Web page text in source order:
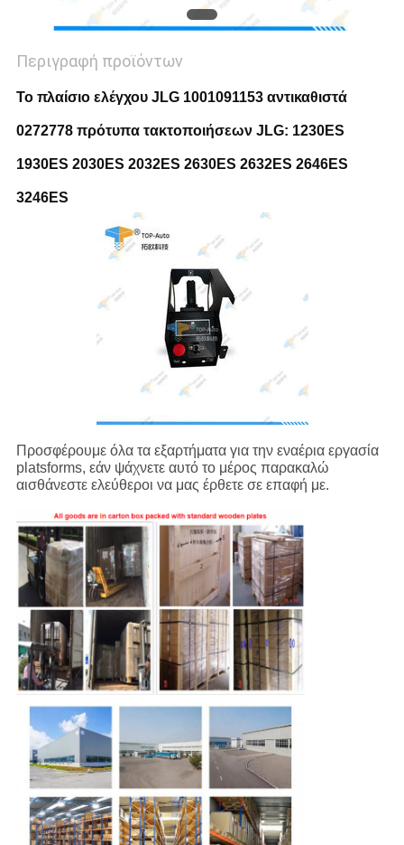
Περιγραφή προϊόντων
Το πλαίσιο ελέγχου JLG 1001091153 αντικαθιστά
0272778 πρότυπα τακτοποιήσεων JLG: 1230ES
1930ES 2030ES 2032ES 2630ES 2632ES 2646ES
3246ES
Προσφέρουμε όλα τα εξαρτήματα για την εναέρια εργασία
platsforms, εάν ψάχνετε αυτό το μέρος παρακαλώ
αισθάνεστε ελεύθεροι να μας έρθετε σε επαφή με.